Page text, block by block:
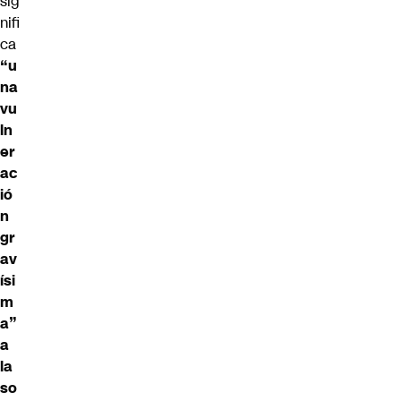
nifi
ca
“u
na
vu
ln
er
ac
ió
n
gr
av
ísi
m
a”
a
la
so